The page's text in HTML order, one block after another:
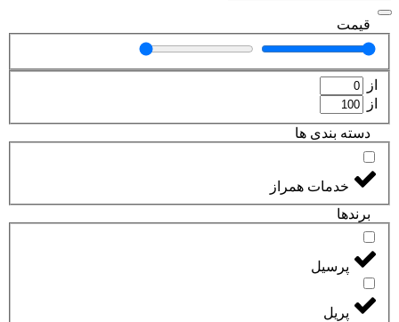
قیمت
از
از
دسته بندی ها
خدمات همراز
برند‌ها
پرسیل
پریل